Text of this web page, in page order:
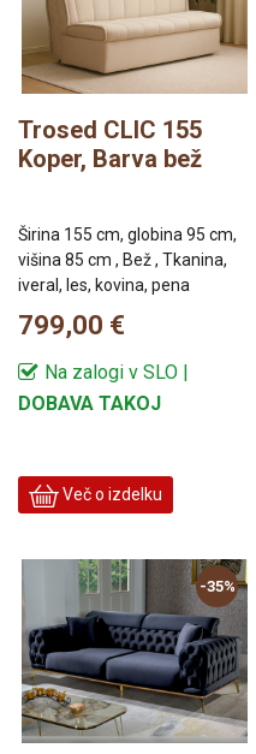
Trosed CLIC 155
Koper, Barva bež
Širina 155 cm, globina 95 cm,
višina 85 cm , Bež , Tkanina,
iveral, les, kovina, pena
799,00 €
Na zalogi v SLO |
DOBAVA TAKOJ
Več o izdelku
-35%